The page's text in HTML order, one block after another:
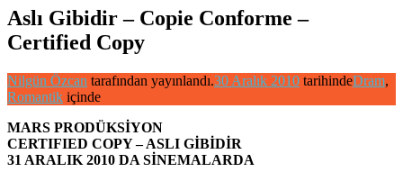
Aslı Gibidir – Copie Conforme –
Certified Copy
Nilgün Özcan tarafından yayınlandı.30 Aralık 2010 tarihindeDram,
Romantik içinde
MARS PRODÜKSİYON
CERTIFIED COPY – ASLI GİBİDİR
31 ARALIK 2010 DA SİNEMALARDA